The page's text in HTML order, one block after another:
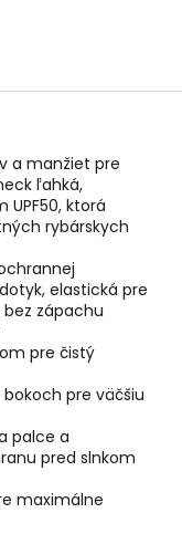
a manžiet pre
ľahká,
ktorá
rybárskych
elastická pre
zápachu
pre čistý
pre väčšiu
palce a
pred slnkom
maximálne